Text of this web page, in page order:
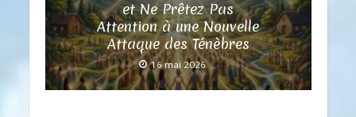
et Ne Prêtez Pas
Attention à une Nouvelle
Attaque des Ténèbres
16 mai 2026